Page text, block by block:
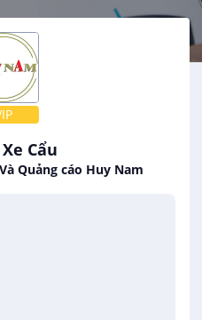
Cẩu
Quảng cáo Huy Nam